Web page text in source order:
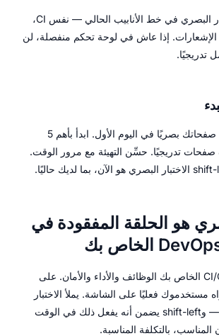
يجب أن يُدمج الاختبار البصري في خط الأنابيب الحالي — نفس CI،
إذا عاش في لوحة تحكم منفصلة، لن
تدريجيًا.
لا تحتاج لاختبار جميع صفحاتك بصريًا في اليوم الأول. ابدأ بأهم 5
تدريجيًا. حسِّن التهيئة مع مرور الوقت.
هو الحلقة المفقودة في
يختبر خط أنابيب CI/CD الخاص بك الوظائف والأداء والأمان. على
مستخدموك فعليًا على الشاشة. يملأ الاختبار
البصري هذه الفجوة — وshift-left يضمن أنه يفعل ذلك في الوقت
بالتكلفة المناسبة.